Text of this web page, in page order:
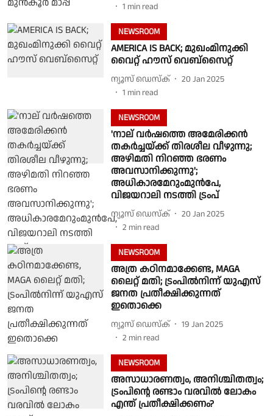
1 min read
NEWSROOM
AMERICA IS BACK; മുഖംമിനുക്കി
വൈറ്റ് ഹൗസ് വെബ്സൈറ്റ്
ന്യൂസ് ഡെസ്ക്
20 Jan 2025
1 min read
NEWSROOM
'നാല് വര്‍ഷത്തെ അമേരിക്കന്‍
തകര്‍ച്ചയ്ക്ക് തിരശീല വീഴുന്നു;
അഴിമതി നിറഞ്ഞ ഭരണം
അവസാനിക്കുന്നു';
അധികാരമേറുംമുന്‍പേ,
വിജയറാലി നടത്തി ട്രംപ്
ന്യൂസ് ഡെസ്ക്
20 Jan 2025
2 min read
NEWSROOM
അത്ര കഠിനമാക്കേണ്ട, MAGA
ലൈറ്റ് മതി; ട്രംപില്‍നിന്ന് യുഎസ്
ജനത പ്രതീക്ഷിക്കുന്നത്
ഇതൊക്കെ
ന്യൂസ് ഡെസ്ക്
19 Jan 2025
2 min read
NEWSROOM
അസാധാരണത്വം, അനിശ്ചിതത്വം;
ട്രംപിന്റെ രണ്ടാം വരവില്‍ ലോകം
എന്ത് പ്രതീക്ഷിക്കണം?